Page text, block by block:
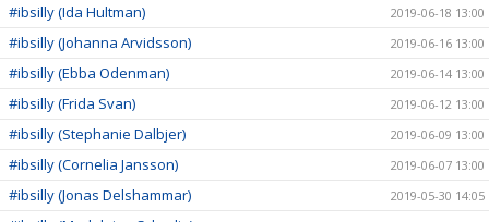
#ibsilly (Ida Hultman) 2019-06-18 13:00
#ibsilly (Johanna Arvidsson) 2019-06-16 13:00
#ibsilly (Ebba Odenman) 2019-06-14 13:00
#ibsilly (Frida Svan) 2019-06-12 13:00
#ibsilly (Stephanie Dalbjer) 2019-06-09 13:00
#ibsilly (Cornelia Jansson) 2019-06-07 13:00
#ibsilly (Jonas Delshammar) 2019-05-30 14:05